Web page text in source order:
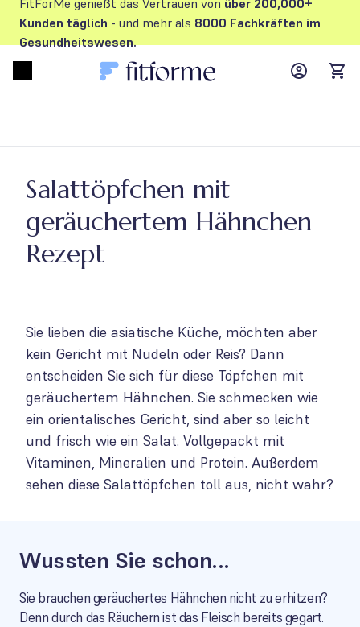
FitForMe genießt das Vertrauen von über 200,000+
Kunden täglich - und mehr als 8000 Fachkräften im
Gesundheitswesen.
MyFFM
Salattöpfchen mit
geräuchertem Hähnchen
Rezept
Sie lieben die asiatische Küche, möchten aber
kein Gericht mit Nudeln oder Reis? Dann
entscheiden Sie sich für diese Töpfchen mit
geräuchertem Hähnchen. Sie schmecken wie
ein orientalisches Gericht, sind aber so leicht
und frisch wie ein Salat. Vollgepackt mit
Vitaminen, Mineralien und Protein. Außerdem
sehen diese Salattöpfchen toll aus, nicht wahr?
Wussten Sie schon...
Sie brauchen geräuchertes Hähnchen nicht zu erhitzen?
Denn durch das Räuchern ist das Fleisch bereits gegart.